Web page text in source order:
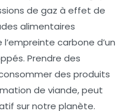
de gaz à effet de
alimentaires
carbone d’un
Prendre des
des produits
de viande, peut
sur notre planète.